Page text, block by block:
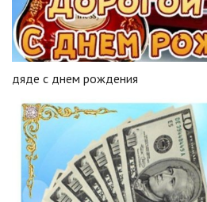
дяде с днем рождения